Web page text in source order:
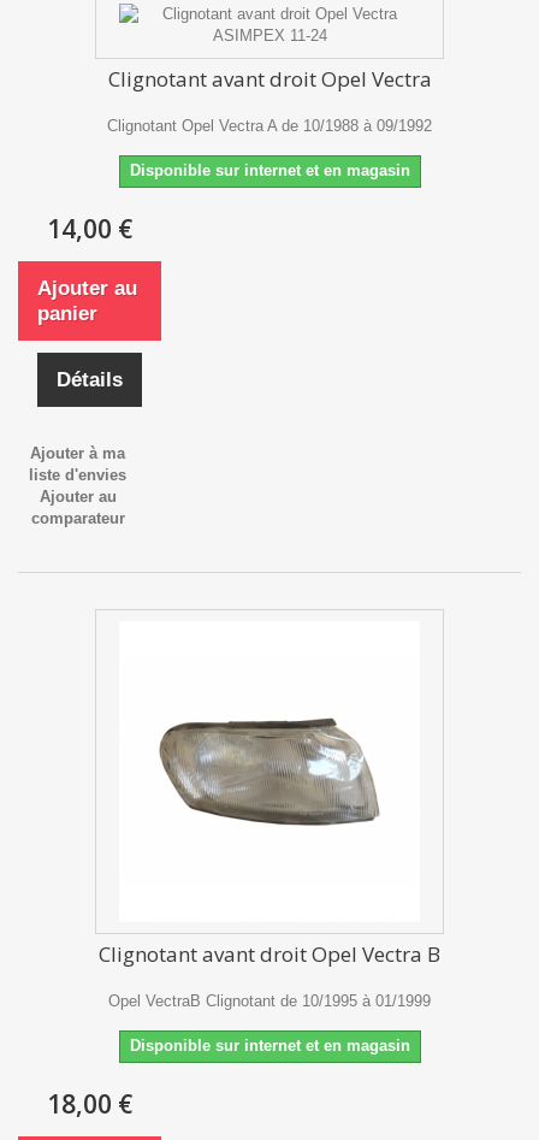
Clignotant avant droit Opel Vectra
Clignotant Opel Vectra A de 10/1988 à 09/1992
Disponible sur internet et en magasin
14,00 €
Ajouter au
panier
Détails
Ajouter à ma
liste d'envies
Ajouter au
comparateur
Clignotant avant droit Opel Vectra B
Opel VectraB Clignotant de 10/1995 à 01/1999
Disponible sur internet et en magasin
18,00 €